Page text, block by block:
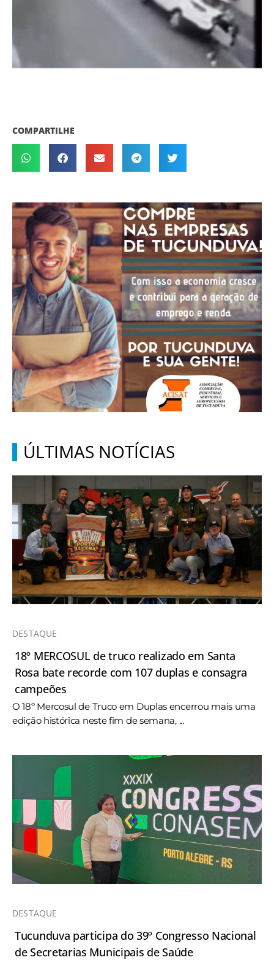
COMPARTILHE
ÚLTIMAS NOTÍCIAS
DESTAQUE
18º MERCOSUL de truco realizado em Santa
Rosa bate recorde com 107 duplas e consagra
campeões
O 18º Mercosul de Truco em Duplas encerrou mais uma
edição histórica neste fim de semana, ...
DESTAQUE
Tucunduva participa do 39º Congresso Nacional
de Secretarias Municipais de Saúde